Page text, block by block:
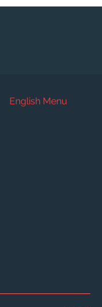
English Menu